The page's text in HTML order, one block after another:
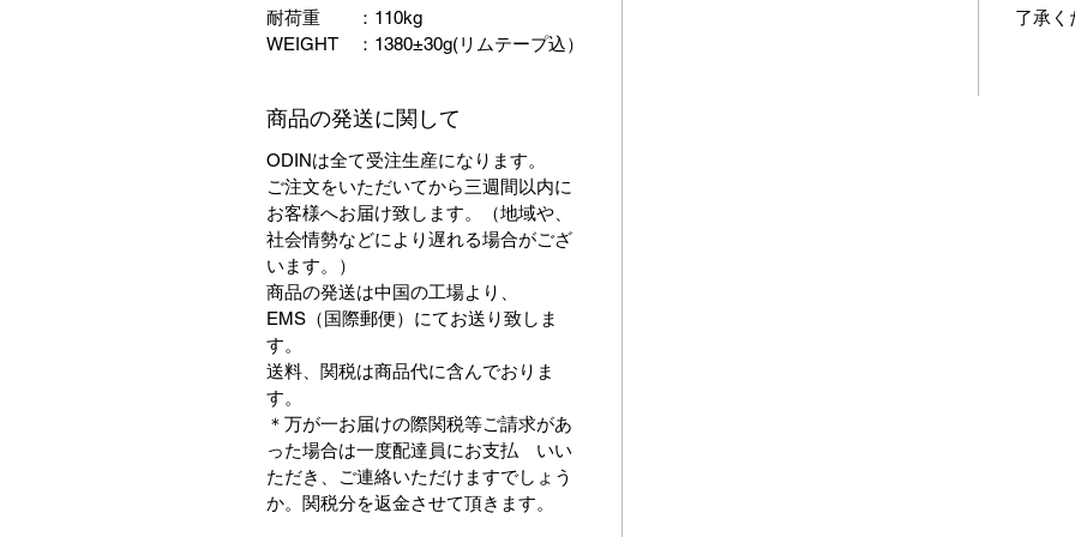
耐荷重 ：110kg
WEIGHT ：1380±30g(リムテープ込）
了承く
商品の発送に関して
ODINは全て受注生産になります。
ご注文をいただいてから三週間以内に
お客様へお届け致します。（地域や、
社会情勢などにより遅れる場合がござ
います。）
商品の発送は中国の工場より、
EMS（国際郵便）にてお送り致しま
す。
送料、関税は商品代に含んでおりま
す。
＊万が一お届けの際関税等ご請求があ
った場合は一度配達員にお支払 いい
ただき、ご連絡いただけますでしょう
か。関税分を返金させて頂きます。